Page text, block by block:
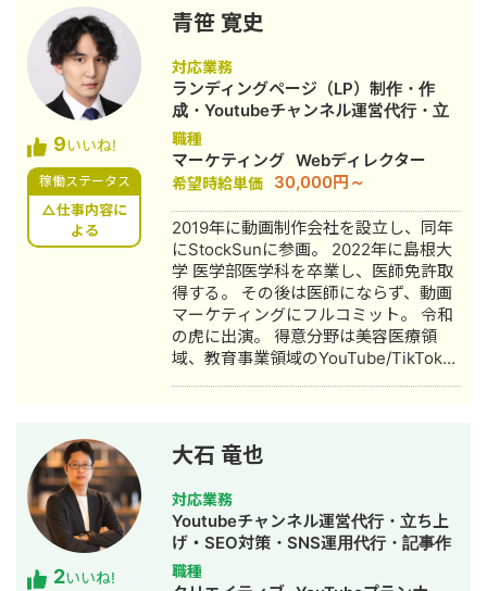
います。 「制約の中で最大の成果を出
す」──これは障害を持つ私が日々実
践してきたことであり、中小企業の経
営改善と同じ考え方だと思っていま
す。だからこそ、コスト・人手・時間
が限られた環境でもリアルな提案がで
きます。 こんな方にご連絡ください 経
営課題はあるが、何から手をつければ
いいかわからない デザインと経営の相
談を別々にするのが面倒 地方在住で良
質な相談相手が見つからない コストを
抑えつつ、本質的な改善をしたい 正直
に、気を使わず話せる相手を探してい
る 対応可能なサービス一覧 Webサイト
制作：ホームページ制作、LP制作 経営
相談：課題可視化・図解・優先順位整
理・戦略立案サポート バナー制作：広
告バナー・SNS投稿画像・ヘッダー・
刺・パンフレット・チラシ・会社案内
記事：金融記事、人事記事 その他：フ
ロー図・組織図・提案資料のビジュア
ル化 AI使用可：Gensparkをはじめと
するAIツールの使用経験があります。
対応エリア・連絡方法 オンライン： 全
国どこでも対応（Zoom / Google Meet
500人の動画チームの統括を務める。
9いいね!
稼働ステータス
△仕事内容に
よる
青笹 寛史
対応業務
ランディングページ（LP）制作・作
成・Youtubeチャンネル運営代行・立
ち上げ・新規事業立上・SNS運用代
行・キャスティング・動画制作・動画
編集
職種
マーケティング Webディレクター
希望時給単価 30,000円～
2019年に動画制作会社を設立し、同年
にStockSunに参画。 2022年に島根大
学 医学部医学科を卒業し、医師免許取
得する。 その後は医師にならず、動画
マーケティングにフルコミット。 令和
の虎に出演。 得意分野は美容医療領
域、教育事業領域のYouTube/TikTokの
2いいね!
大石 竜也
対応業務
Youtubeチャンネル運営代行・立ち上
げ・SEO対策・SNS運用代行・記事作
成代行・ライティング・動画制作・動
画編集・AI活用
職種